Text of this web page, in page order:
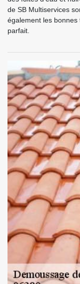
de SB Multiservices
également les
parfait.